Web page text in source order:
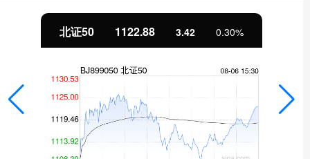
北证50 1122.88 3.42 0.30%